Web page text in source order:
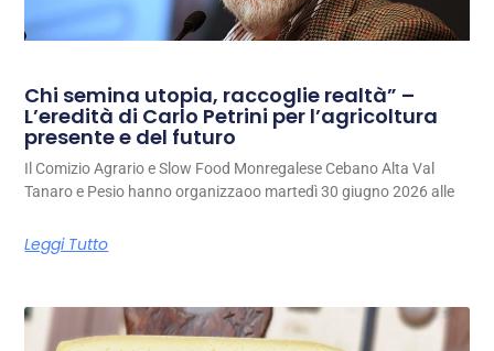
Chi semina utopia, raccoglie realtà” –
L’eredità di Carlo Petrini per l’agricoltura
presente e del futuro
Il Comizio Agrario e Slow Food Monregalese Cebano Alta Val
Tanaro e Pesio hanno organizzaoo martedì 30 giugno 2026 alle
Leggi Tutto